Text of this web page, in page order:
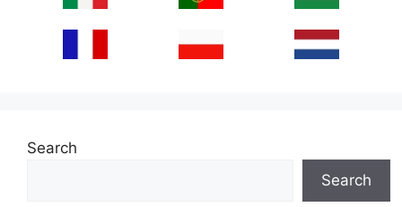
Search
Search